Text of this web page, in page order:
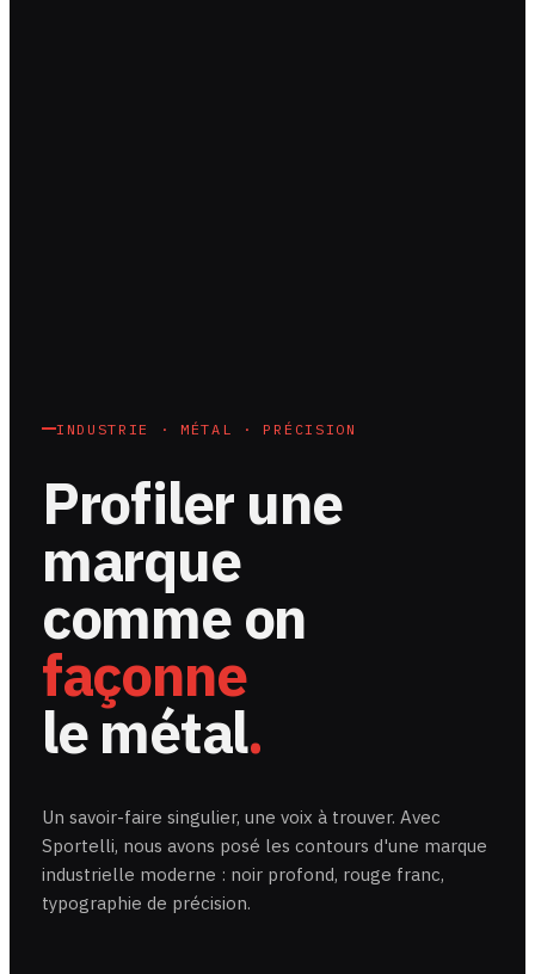
INDUSTRIE · MÉTAL · PRÉCISION
Profiler une
marque
comme on
façonne
le métal.
Un savoir-faire singulier, une voix à trouver. Avec
Sportelli, nous avons posé les contours d'une marque
industrielle moderne : noir profond, rouge franc,
typographie de précision.